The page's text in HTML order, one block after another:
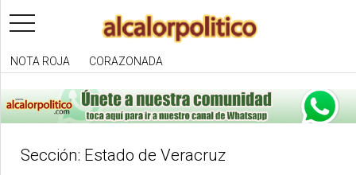
toggle
navigation
NOTA ROJA CORAZONADA
Sección: Estado de Veracruz